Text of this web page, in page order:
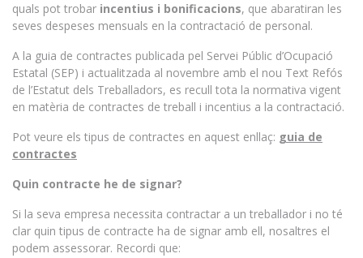
quals pot trobar incentius i bonificacions, que abaratiran les
seves despeses mensuals en la contractació de personal.
A la guia de contractes publicada pel Servei Públic d’Ocupació
Estatal (SEP) i actualitzada al novembre amb el nou Text Refós
de l’Estatut dels Treballadors, es recull tota la normativa vigent
en matèria de contractes de treball i incentius a la contractació.
Pot veure els tipus de contractes en aquest enllaç: guia de
contractes
Quin contracte he de signar?
Si la seva empresa necessita contractar a un treballador i no té
clar quin tipus de contracte ha de signar amb ell, nosaltres el
podem assessorar. Recordi que: